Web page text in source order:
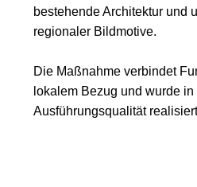
bestehende Architektur und
regionaler Bildmotive.
Die Maßnahme verbindet
lokalem Bezug und wurde in
Ausführungsqualität